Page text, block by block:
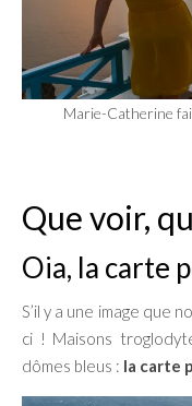
Marie-Catherine
Que voir,
Oia, la carte
S’il y a une image que
ci ! Maisons
dômes bleus : la carte